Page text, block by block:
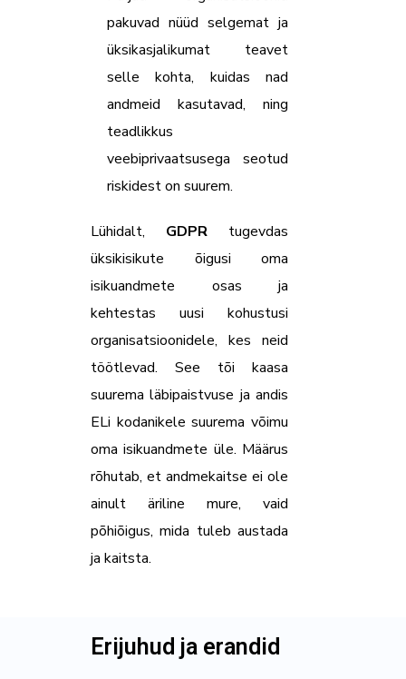
pakuvad nüüd selgemat ja
üksikasjalikumat teavet
selle kohta, kuidas nad
andmeid kasutavad, ning
teadlikkus
veebiprivaatsusega seotud
riskidest on suurem.
Lühidalt, GDPR tugevdas
üksikisikute õigusi oma
isikuandmete osas ja
kehtestas uusi kohustusi
organisatsioonidele, kes neid
töötlevad. See tõi kaasa
suurema läbipaistvuse ja andis
ELi kodanikele suurema võimu
oma isikuandmete üle. Määrus
rõhutab, et andmekaitse ei ole
ainult äriline mure, vaid
põhiõigus, mida tuleb austada
ja kaitsta.
Erijuhud ja erandid